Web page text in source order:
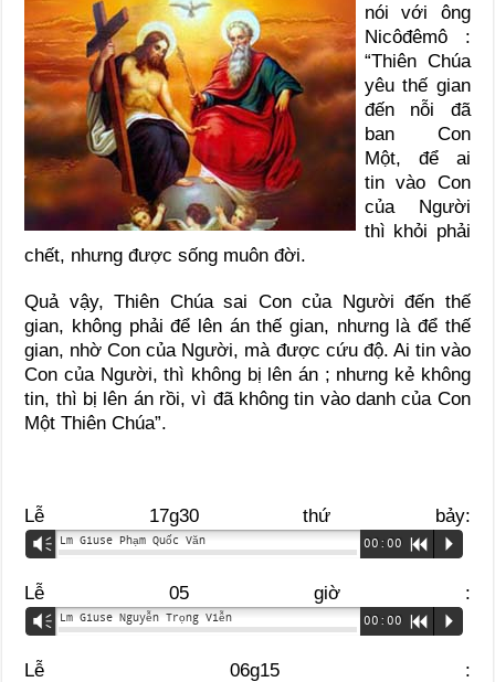
nói với ông
Nicôđêmô :
“Thiên Chúa
yêu thế gian
đến nỗi đã
ban Con
Một, để ai
tin vào Con
của Người
thì khỏi phải
chết, nhưng được sống muôn đời.
Quả vậy, Thiên Chúa sai Con của Người đến thế
gian, không phải để lên án thế gian, nhưng là để thế
gian, nhờ Con của Người, mà được cứu độ. Ai tin vào
Con của Người, thì không bị lên án ; nhưng kẻ không
tin, thì bị lên án rồi, vì đã không tin vào danh của Con
Một Thiên Chúa”.
Lễ 17g30 thứ bảy:
Vm Lm Giuse Phạm Quốc Văn 00:00 R P
Lễ 05 giờ :
Vm Lm Giuse Nguyễn Trọng Viễn 00:00 R P
Lễ 06g15 :